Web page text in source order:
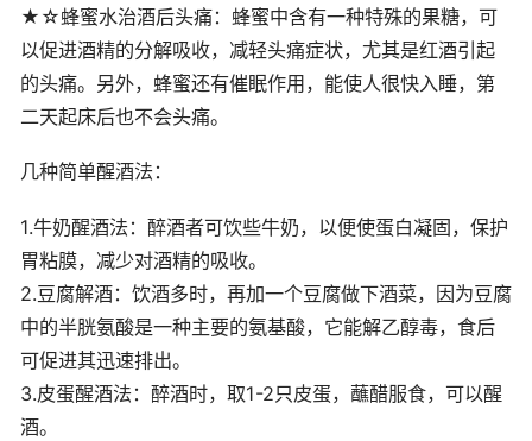
★☆蜂蜜水治酒后头痛：蜂蜜中含有一种特殊的果糖，可
以促进酒精的分解吸收，减轻头痛症状，尤其是红酒引起
的头痛。另外，蜂蜜还有催眠作用，能使人很快入睡，第
二天起床后也不会头痛。
几种简单醒酒法：
1.牛奶醒酒法：醉酒者可饮些牛奶，以便使蛋白凝固，保护
胃粘膜，减少对酒精的吸收。
2.豆腐解酒：饮酒多时，再加一个豆腐做下酒菜，因为豆腐
中的半胱氨酸是一种主要的氨基酸，它能解乙醇毒，食后
可促进其迅速排出。
3.皮蛋醒酒法：醉酒时，取1-2只皮蛋，蘸醋服食，可以醒
酒。